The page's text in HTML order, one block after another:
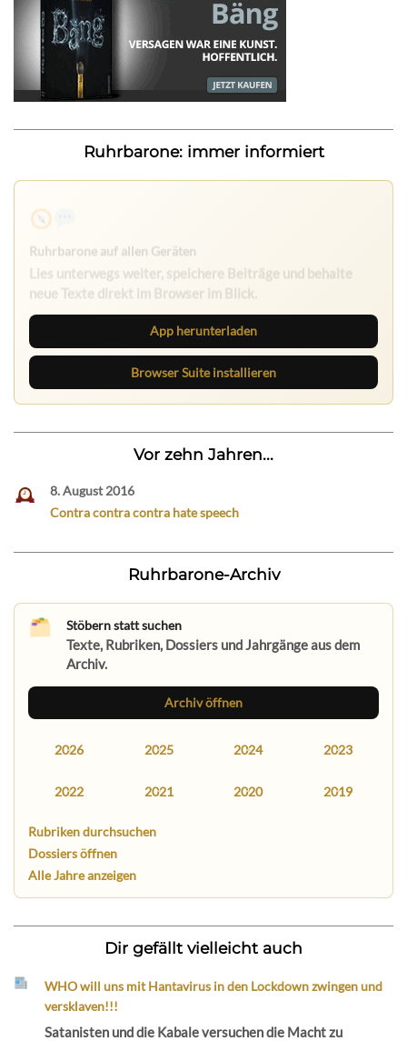
Ruhrbarone: immer informiert
Ruhrbarone auf allen Geräten
Lies unterwegs weiter, speichere Beiträge und behalte
neue Texte direkt im Browser im Blick.
App herunterladen
Browser Suite installieren
Vor zehn Jahren...
8. August 2016
Contra contra contra hate speech
Ruhrbarone-Archiv
Stöbern statt suchen
Texte, Rubriken, Dossiers und Jahrgänge aus dem
Archiv.
Archiv öffnen
2026 2025 2024 2023
2022 2021 2020 2019
Rubriken durchsuchen
Dossiers öffnen
Alle Jahre anzeigen
Dir gefällt vielleicht auch
WHO will uns mit Hantavirus in den Lockdown zwingen und
versklaven!!!
Satanisten und die Kabale versuchen die Macht zu